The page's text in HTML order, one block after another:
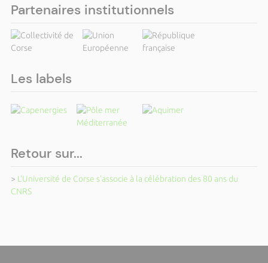
Partenaires institutionnels
Les labels
Retour sur...
> L'Université de Corse s'associe à la célébration des 80 ans du
CNRS